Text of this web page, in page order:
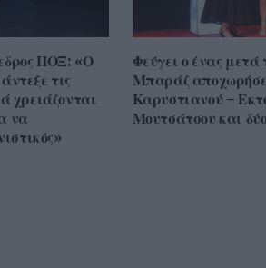
ΠΟΞ: «Ο
τις
χρειάζονται
να
Φεύγει ο ένας μετά
Μπαράζ
Καρυστιανού –
Μουτσάτσου και